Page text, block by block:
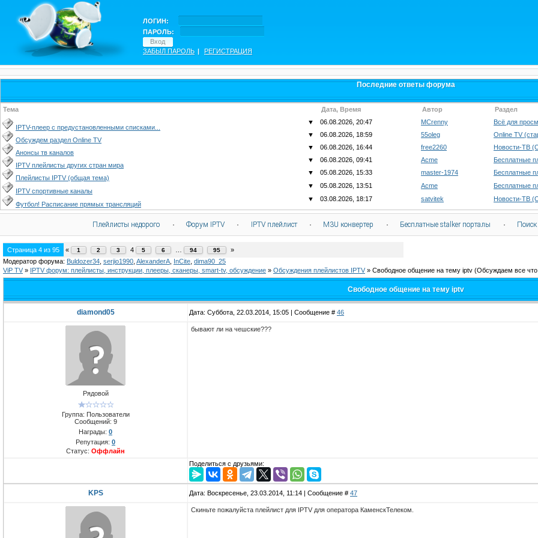
ЛОГИН:
ПАРОЛЬ:
ЗАБЫЛ ПАРОЛЬ | РЕГИСТРАЦИЯ
Последние ответы форума
Тема Дата, Время Автор Раздел
IPTV-плеер с предустановленными списками...
▼ 06.08.2026, 20:47 MCrenny Всё для
Обсуждем раздел Online TV
▼ 06.08.2026, 18:59 55oleg Online TV
Анонсы тв каналов
▼ 06.08.2026, 16:44 free2260 Новости-ТВ
IPTV плейлисты других стран мира
▼ 06.08.2026, 09:41 Acme Бесплатные
Плейлисты IPTV (общая тема)
▼ 05.08.2026, 15:33 master-1974 Бесплатные
IPTV спортивные каналы
▼ 05.08.2026, 13:51 Acme Бесплатные
Футбол! Расписание прямых трансляций
▼ 03.08.2026, 18:17 satvitek Новости-ТВ
Плейлисты недорого · Форум IPTV · IPTV плейлист · M3U конвертер · Бесплатные stalker порталы · Поиск
Страница 4 из 95 « 1 2 3 4 5 6 94 95
»
Модератор форума: Buldozer34 serjio1990 AlexanderA InCite dima90_25
ViP TV » IPTV форум: плейлисты, инструкции, плееры, сканеры, smart-tv, обсуждение » Обсуждения плейлистов IPTV » Свободное общение на тему iptv (Обсуждаем все что
Свободное общение на тему iptv
diamond05 Дата: Суббота, 22.03.2014, 15:05 | Сообщение # 46
Рядовой
Группа: Пользователи
Сообщений: 9
Награды: 0
Репутация: 0
Статус: Оффлайн
бывают ли на чешские???
Поделиться с друзьями:
KPS Дата: Воскресенье, 23.03.2014, 11:14 | Сообщение # 47
Скиньте пожалуйста плейлист для IPTV для оператора КаменскТелеком.